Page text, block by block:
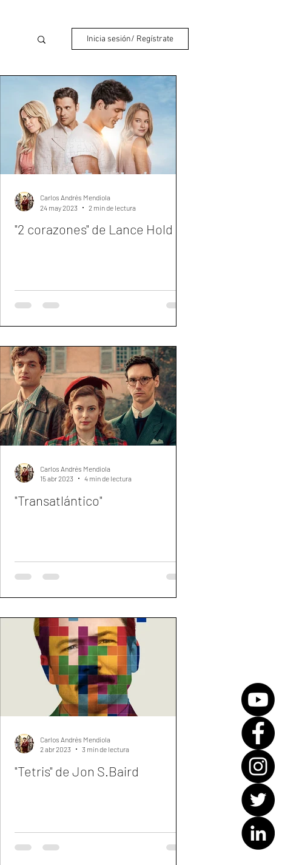
Inicia sesión/ Regístrate
"2 corazones" de Lance Hold
Carlos Andrés Mendiola
24 may 2023
2 min de lectura
"Transatlántico"
Carlos Andrés Mendiola
15 abr 2023
4 min de lectura
"Tetris" de Jon S.Baird
Carlos Andrés Mendiola
2 abr 2023
3 min de lectura